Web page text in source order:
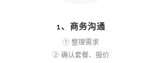
1、商务沟通
① 整理需求
② 确认套餐、报价